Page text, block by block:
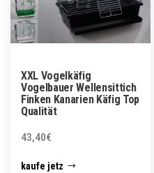
XXL Vogelkäfig
Vogelbauer Wellensittich
Finken Kanarien Käfig Top
Qualität
43,40€
kaufe jetz